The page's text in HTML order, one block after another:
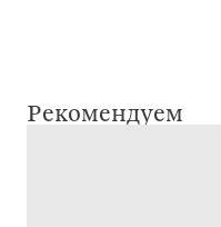
Рекомендуем